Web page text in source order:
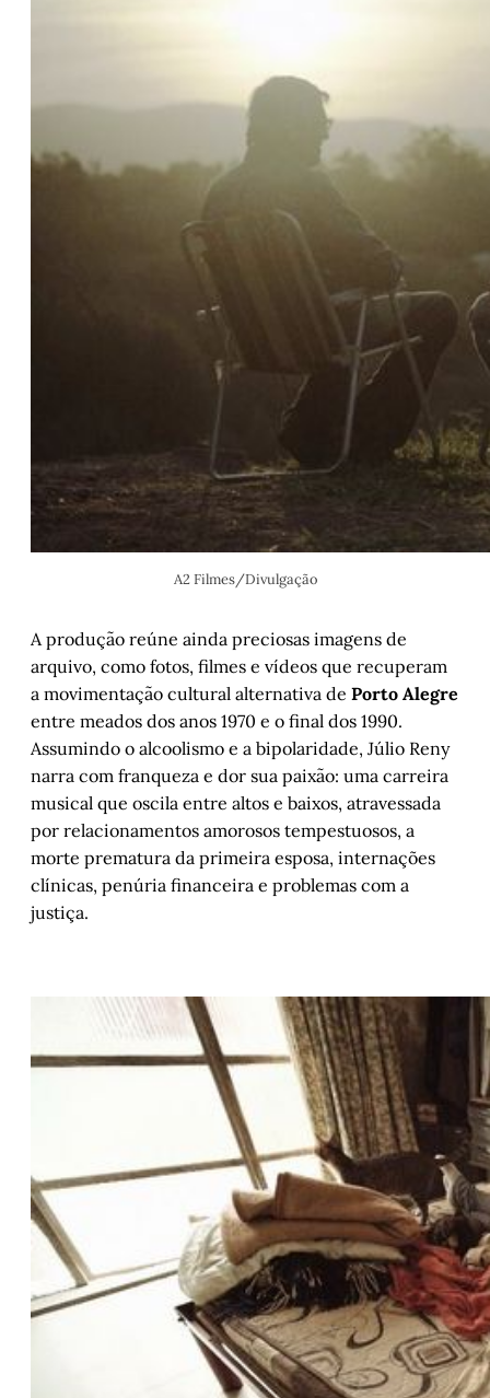
A2 Filmes/Divulgação
A produção reúne ainda preciosas imagens de
arquivo, como fotos, filmes e vídeos que recuperam
a movimentação cultural alternativa de Porto Alegre
entre meados dos anos 1970 e o final dos 1990.
Assumindo o alcoolismo e a bipolaridade, Júlio Reny
narra com franqueza e dor sua paixão: uma carreira
musical que oscila entre altos e baixos, atravessada
por relacionamentos amorosos tempestuosos, a
morte prematura da primeira esposa, internações
clínicas, penúria financeira e problemas com a
justiça.